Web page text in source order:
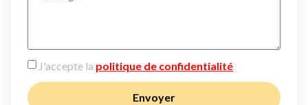
J'accepte la politique de confidentialité
Envoyer